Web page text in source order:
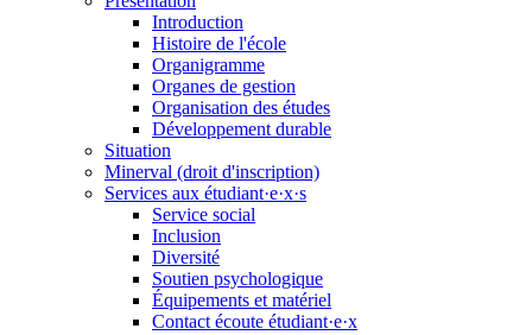
Introduction
Histoire de l'école
Organigramme
Organes de gestion
Organisation des études
Développement durable
Situation
Minerval (droit d'inscription)
Services aux étudiant·e·x·s
Service social
Inclusion
Diversité
Soutien psychologique
Équipements et matériel
Contact écoute étudiant·e·x